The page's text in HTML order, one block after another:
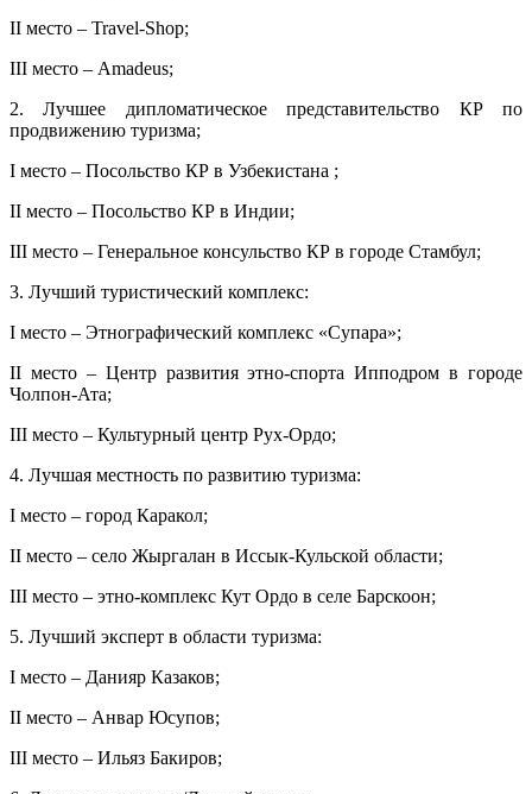
II место – Travel-Shop;
III место – Amadeus;
2. Лучшее дипломатическое представительство КР по
продвижению туризма;
I место – Посольство КР в Узбекистана ;
II место – Посольство КР в Индии;
III место – Генеральное консульство КР в городе Стамбул;
3. Лучший туристический комплекс:
I место – Этнографический комплекс «Супара»;
II место – Центр развития этно-спорта Ипподром в городе
Чолпон-Ата;
III место – Культурный центр Рух-Ордо;
4. Лучшая местность по развитию туризма:
I место – город Каракол;
II место – село Жыргалан в Иссык-Кульской области;
III место – этно-комплекс Кут Ордо в селе Барскоон;
5. Лучший эксперт в области туризма:
I место – Данияр Казаков;
II место – Анвар Юсупов;
III место – Ильяз Бакиров;